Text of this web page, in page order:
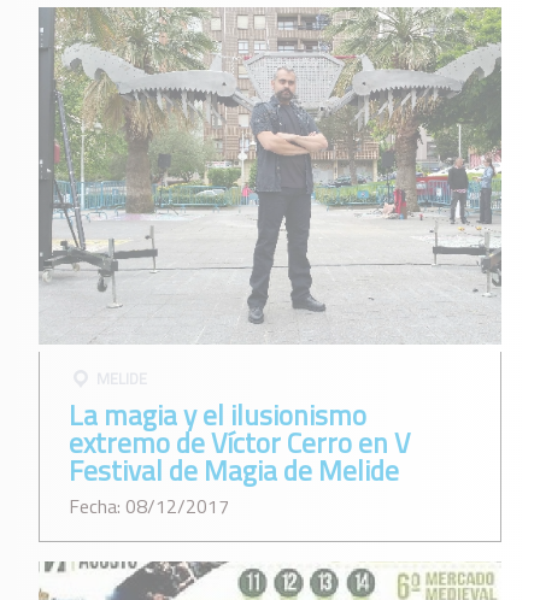
La magia y el ilusionismo
extremo de Víctor Cerro en V
Festival de Magia de Melide
Fecha: 08/12/2017